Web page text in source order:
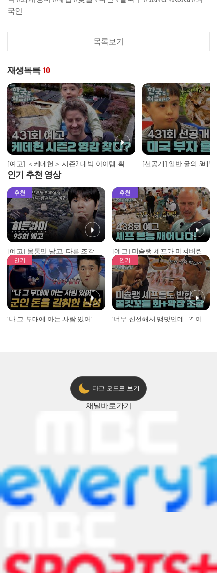
국인
목록보기
재생목록 10
[예고] ＜케데헌＞ 시즌2 대박 아이템 획득?! 하동에서 계속되는 크리스 가족의 정체성
인기 추천 영상
추천
[예고] 몸통만 남고, 다른 조각은 어디에..? 시화호에서 드러난 충격적인 토막 살인사건!
추천
[예고] 미슐랭 셰프가 미쳐버린 이유! 본능이 깨어난 사건은?
인기 인기
다크 모드로 보기
채널바로가기